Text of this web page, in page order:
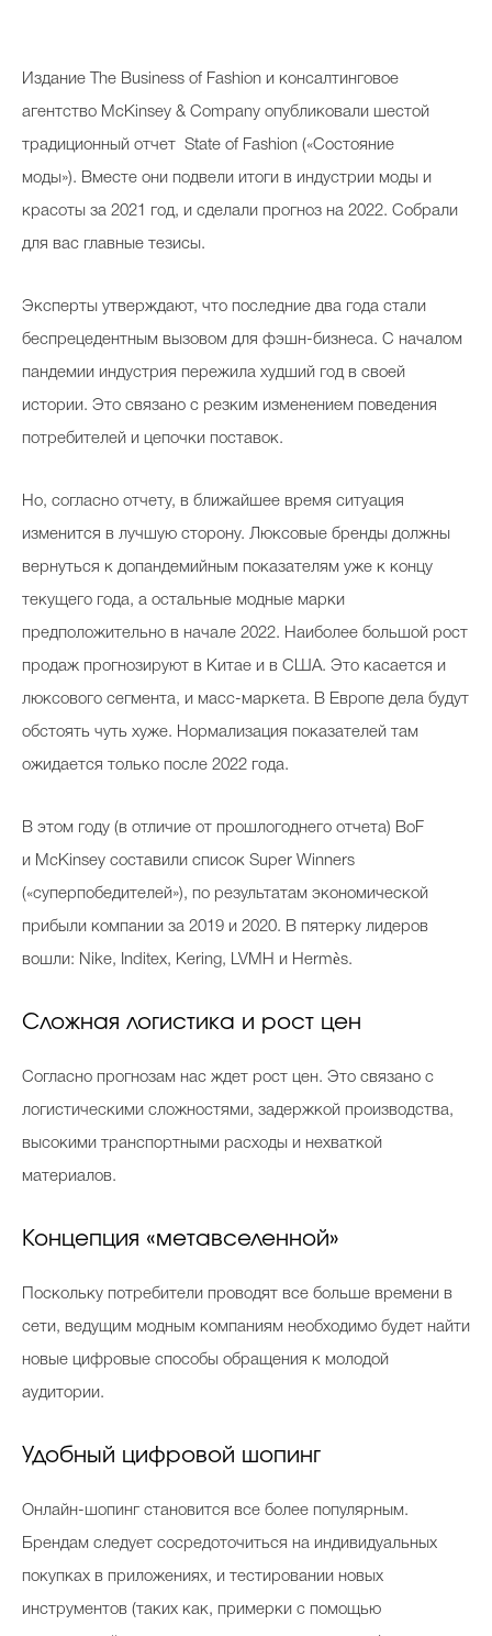
Издание The Business of Fashion и консалтинговое
агентство McKinsey & Company опубликовали шестой
традиционный отчет State of Fashion («Состояние
моды»). Вместе они подвели итоги в индустрии моды и
красоты за 2021 год, и сделали прогноз на 2022. Собрали
для вас главные тезисы.
Эксперты утверждают, что последние два года стали
беспрецедентным вызовом для фэшн-бизнеса. С началом
пандемии индустрия пережила худший год в своей
истории. Это связано с резким изменением поведения
потребителей и цепочки поставок.
Но, согласно отчету, в ближайшее время ситуация
изменится в лучшую сторону. Люксовые бренды должны
вернуться к допандемийным показателям уже к концу
текущего года, а остальные модные марки
предположительно в начале 2022. Наиболее большой рост
продаж прогнозируют в Китае и в США. Это касается и
люксового сегмента, и масс-маркета. В Европе дела будут
обстоять чуть хуже. Нормализация показателей там
ожидается только после 2022 года.
В этом году (в отличие от прошлогоднего отчета) BoF
и McKinsey составили список Super Winners
(«суперпобедителей»), по результатам экономической
прибыли компании за 2019 и 2020. В пятерку лидеров
вошли: Nike, Inditex, Kering, LVMH и Hermès.
Сложная логистика и рост цен
Согласно прогнозам нас ждет рост цен. Это связано с
логистическими сложностями, задержкой производства,
высокими транспортными расходы и нехваткой
материалов.
Концепция «метавселенной»
Поскольку потребители проводят все больше времени в
сети, ведущим модным компаниям необходимо будет найти
новые цифровые способы обращения к молодой
аудитории.
Удобный цифровой шопинг
Онлайн-шопинг становится все более популярным.
Брендам следует сосредоточиться на индивидуальных
покупках в приложениях, и тестировании новых
инструментов (таких как, примерки с помощью